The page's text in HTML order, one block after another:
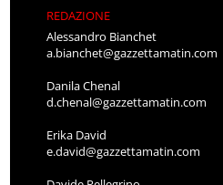
REDAZIONE
Alessandro Bianchet
a.bianchet@gazzettamatin.com
Danila Chenal
d.chenal@gazzettamatin.com
Erika David
e.david@gazzettamatin.com